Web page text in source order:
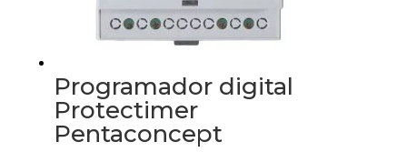
Programador digital
Protectimer
Pentaconcept